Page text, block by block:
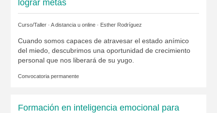
lograr metas
Curso/Taller · A distancia u online · Esther Rodríguez
Cuando somos capaces de atravesar el estado anímico
del miedo, descubrimos una oportunidad de crecimiento
personal que nos liberará de su yugo.
Convocatoria permanente
Formación en inteligencia emocional para